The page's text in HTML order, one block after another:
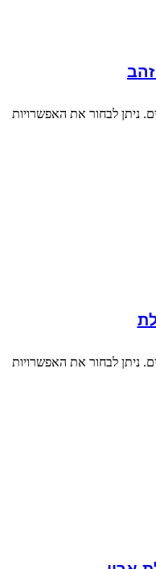
ניתן לבחור את האפשרויות
ניתן לבחור את האפשרויות